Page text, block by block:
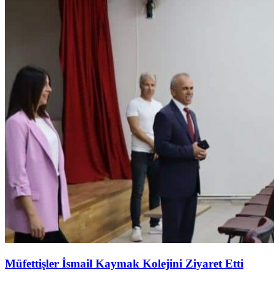
Müfettişler İsmail Kaymak Kolejini Ziyaret Etti